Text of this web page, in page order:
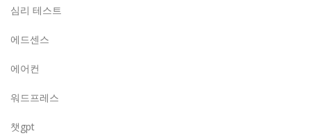
심리 테스트
에드센스
에어컨
워드프레스
챗gpt